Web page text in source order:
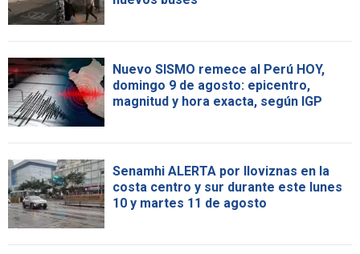
Nuevo SISMO remece al Perú HOY,
domingo 9 de agosto: epicentro,
magnitud y hora exacta, según IGP
Senamhi ALERTA por lloviznas en la
costa centro y sur durante este lunes
10 y martes 11 de agosto